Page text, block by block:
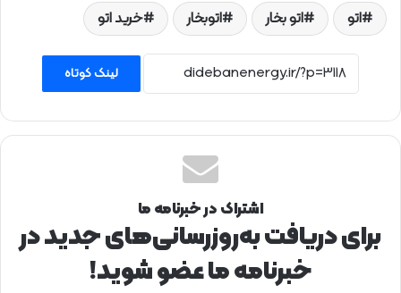
اتو اتو بخار اتوبخار خرید اتو
لینک کوتاه
اشتراک در خبرنامه ما
برای دریافت به‌روزرسانی‌های جدید در
خبرنامه ما عضو شوید!